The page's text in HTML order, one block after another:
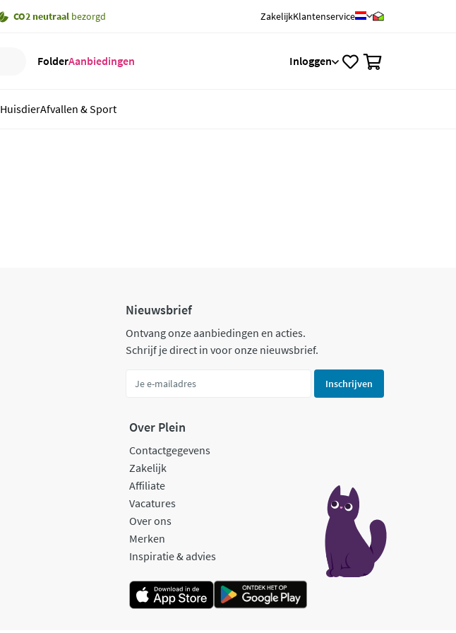
CO2 neutraal bezorgd ZakelijkKlantenservice
FolderAanbiedingen Inloggen
HuisdierAfvallen & Sport
Nieuwsbrief
Ontvang onze aanbiedingen en acties.
Schrijf je direct in voor onze nieuwsbrief.
Inschrijven
Over Plein
Contactgegevens
Zakelijk
Affiliate
Vacatures
Over ons
Merken
Inspiratie & advies